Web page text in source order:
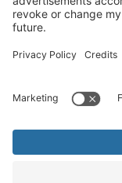
Mediterranee
Luigi & C. .